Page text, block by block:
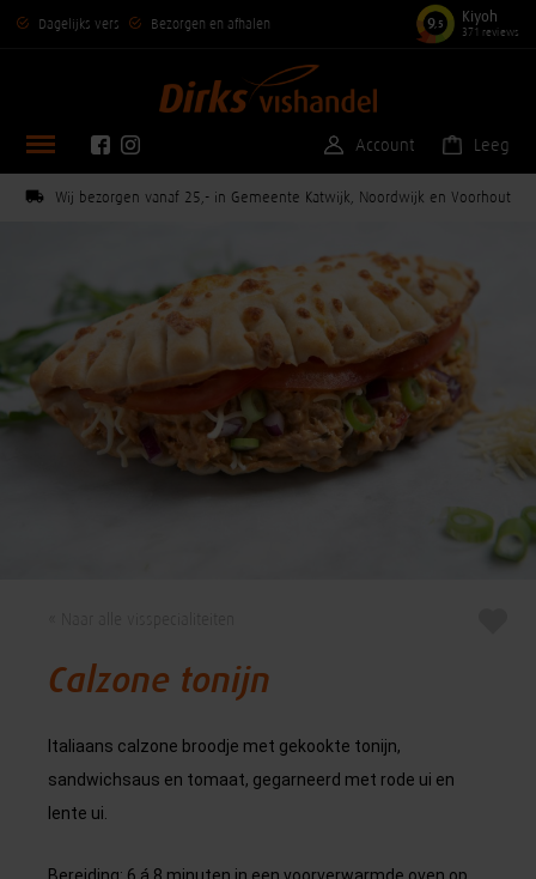
9,5 Kiyoh
371 reviews
Dagelijks vers Bezorgen en afhalen
Account Leeg
Wij bezorgen vanaf 25,- in Gemeente Katwijk, Noordwijk en Voorhout
Calzone tonijn
Italiaans calzone broodje met gekookte tonijn,
sandwichsaus en tomaat, gegarneerd met rode ui en
lente ui.
Bereiding: 6 á 8 minuten in een voorverwarmde oven op